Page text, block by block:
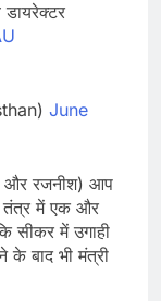
डायरेक्टर
June
और रजनीश) आप
तंत्र में एक और
सीकर में उगाही
बाद भी मंत्री